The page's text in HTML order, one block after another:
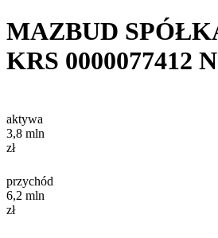
MAZBUD
KRS 0000077412
aktywa
3,8 mln
zł
przychód
6,2 mln
zł